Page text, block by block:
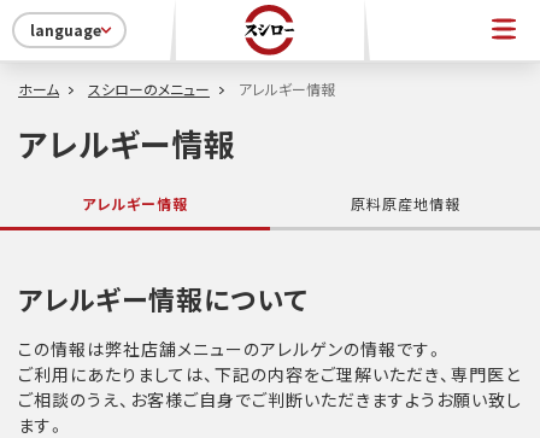
language
ホーム スシローのメニュー アレルギー情報
アレルギー情報
アレルギー情報 原料原産地情報
アレルギー情報について
この情報は弊社店舗メニューのアレルゲンの情報です。
ご利用にあたりましては、下記の内容をご理解いただき、専門医と
ご相談のうえ、お客様ご自身でご判断いただきますようお願い致し
ます。